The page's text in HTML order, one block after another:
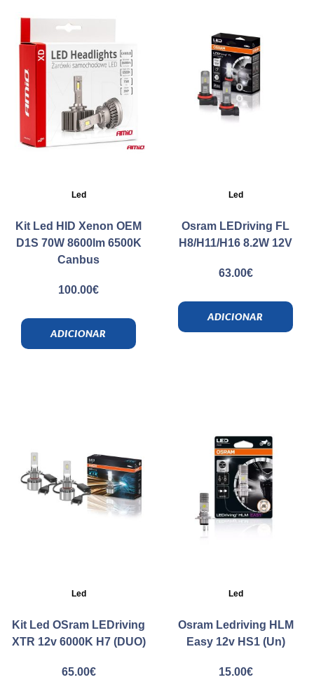
Led
Kit Led HID Xenon OEM
D1S 70W 8600lm 6500K
Canbus
100.00€
ADICIONAR
Led
Osram LEDriving FL
H8/H11/H16 8.2W 12V
63.00€
ADICIONAR
Led
Kit Led OSram LEDriving
XTR 12v 6000K H7 (DUO)
65.00€
Led
Osram Ledriving HLM
Easy 12v HS1 (Un)
15.00€